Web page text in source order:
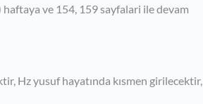
ve 154, 159 sayfalari ile devam
Hz yusuf hayatında kısmen girilecektir,